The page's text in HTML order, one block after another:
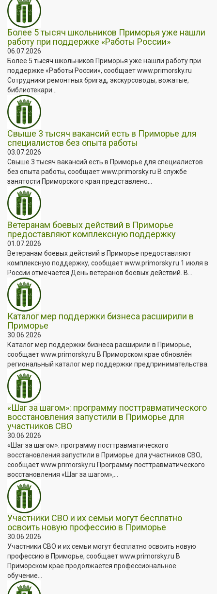
Более 5 тысяч школьников Приморья уже нашли
работу при поддержке «Работы России»
06.07.2026
Более 5 тысяч школьников Приморья уже нашли работу при
поддержке «Работы России», сообщает www.primorsky.ru
Сотрудники ремонтных бригад, экскурсоводы, вожатые,
библиотекари...
Свыше 3 тысяч вакансий есть в Приморье для
специалистов без опыта работы
03.07.2026
Свыше 3 тысяч вакансий есть в Приморье для специалистов
без опыта работы, сообщает www.primorsky.ru В службе
занятости Приморского края представлено...
Ветеранам боевых действий в Приморье
предоставляют комплексную поддержку
01.07.2026
Ветеранам боевых действий в Приморье предоставляют
комплексную поддержку, сообщает www.primorsky.ru 1 июля в
России отмечается День ветеранов боевых действий. В...
Каталог мер поддержки бизнеса расширили в
Приморье
30.06.2026
Каталог мер поддержки бизнеса расширили в Приморье,
сообщает www.primorsky.ru В Приморском крае обновлён
региональный каталог мер поддержки предпринимательства.
«Шаг за шагом»: программу посттравматического
восстановления запустили в Приморье для
участников СВО
30.06.2026
«Шаг за шагом»: программу посттравматического
восстановления запустили в Приморье для участников СВО,
сообщает www.primorsky.ru Программу посттравматического
восстановления «Шаг за шагом»,...
Участники СВО и их семьи могут бесплатно
освоить новую профессию в Приморье
30.06.2026
Участники СВО и их семьи могут бесплатно освоить новую
профессию в Приморье, сообщает www.primorsky.ru В
Приморском крае продолжается профессиональное
обучение...